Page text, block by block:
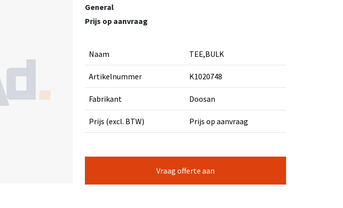
General
Prijs op aanvraag
Naam TEE,BULK
Artikelnummer K1020748
Fabrikant Doosan
Prijs (excl. BTW) Prijs op aanvraag
Vraag offerte aan